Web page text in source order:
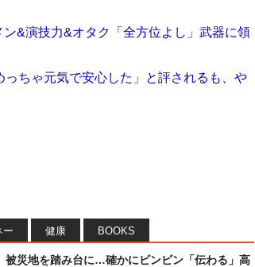
&演技力&オタク「全方位よし」武器に領
っちゃ元気で安心した」と評されるも、や
ー 健康 BOOKS
被災地を踏み台に…確かにビンビン「伝わる」高